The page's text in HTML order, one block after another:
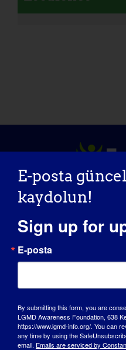
BILGI
E-posta
kaydolun!
Sign up for
E-posta
By submitting this form, you are
LGMD Awareness Foundation, 638
https://www.lgmd-info.org/. You can
any time by using the
email. Emails are serviced by